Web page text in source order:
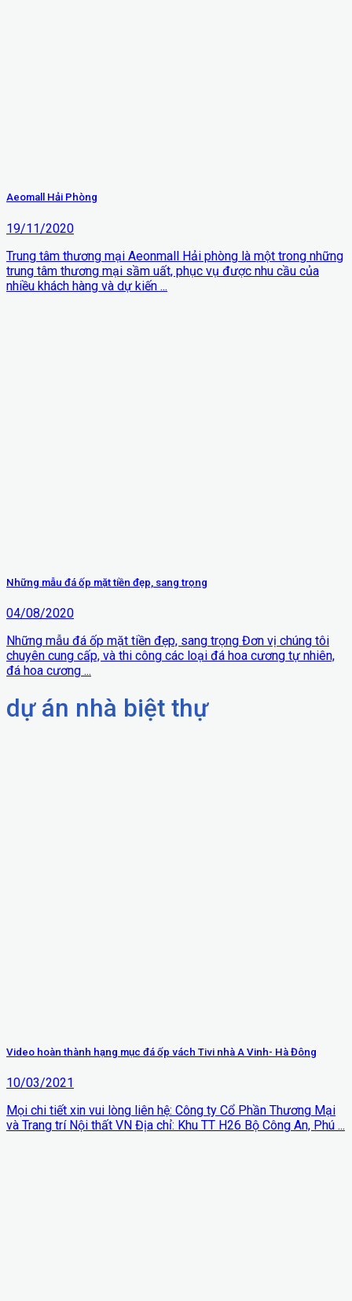
Aeomall Hải Phòng
19/11/2020
Trung tâm thương mại Aeonmall Hải phòng là một trong những
trung tâm thương mại sầm uất, phục vụ được nhu cầu của
nhiều khách hàng và dự kiến ...
Những mẫu đá ốp mặt tiền đẹp, sang trọng
04/08/2020
Những mẫu đá ốp mặt tiền đẹp, sang trọng Đơn vị chúng tôi
chuyên cung cấp, và thi công các loại đá hoa cương tự nhiên,
đá hoa cương ...
dự án nhà biệt thự
Video hoàn thành hạng mục đá ốp vách Tivi nhà A Vinh- Hà Đông
10/03/2021
Mọi chi tiết xin vui lòng liên hệ: Công ty Cổ Phần Thương Mại
và Trang trí Nội thất VN Địa chỉ: Khu TT H26 Bộ Công An, Phú ...